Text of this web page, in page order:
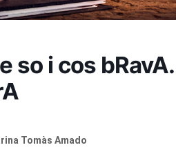
so i cos bRavA.
Tomàs Amado